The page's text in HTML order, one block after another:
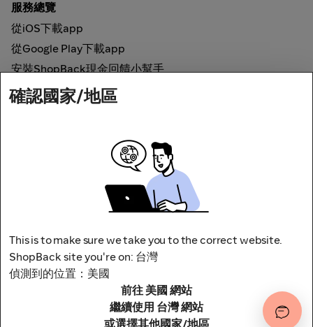
服務總覽
從iOS下載app
從Google Play下載app
安裝ShopBack現金回饋小幫手
如何運作
地址：台北市松山區南京東路四段1號8樓
隱私權政策
確認國家/地區
This is to make sure we take you to the correct website.
ShopBack site you're on: 台灣
偵測到的位置：美國
前往 美國 網站
繼續使用 台灣 網站
或選擇其他國家/地區